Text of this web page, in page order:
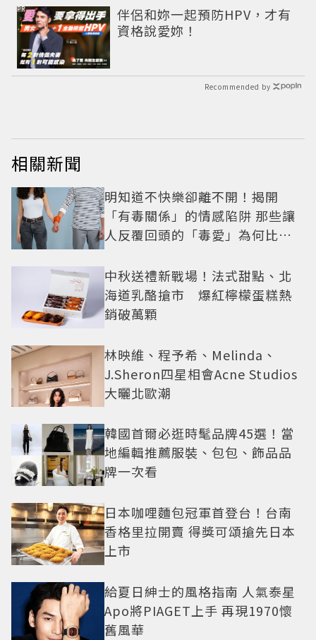
伴侶和妳一起預防HPV，才有
資格說愛妳！
PR
Recommended by
相關新聞
明知道不快樂卻離不開！揭開
「有毒關係」的情感陷阱 那些讓
人反覆回頭的「毒愛」為何比菸
中秋送禮新戰場！法式甜點、北
海道乳酪搶市 爆紅檸檬蛋糕熱
銷破萬顆
林映維、程予希、Melinda、
J.Sheron四星相會Acne Studios
大曬北歐潮
韓國首爾必逛時髦品牌45選！當
地編輯推薦服裝、包包、飾品品
牌一次看
日本咖哩麵包冠軍首登台！台南
香格里拉開賣 得獎可頌搶先日本
上市
給夏日紳士的風格指南 人氣泰星
Apo將PIAGET上手 再現1970懷
舊風華